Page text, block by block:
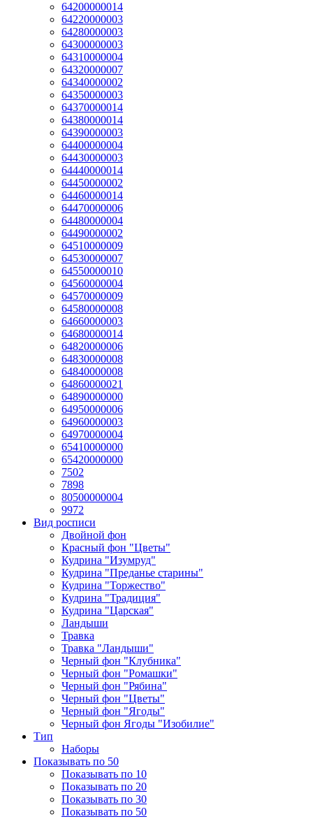
64200000014
64220000003
64280000003
64300000003
64310000004
64320000007
64340000002
64350000003
64370000014
64380000014
64390000003
64400000004
64430000003
64440000014
64450000002
64460000014
64470000006
64480000004
64490000002
64510000009
64530000007
64550000010
64560000004
64570000009
64580000008
64660000003
64680000014
64820000006
64830000008
64840000008
64860000021
64890000000
64950000006
64960000003
64970000004
65410000000
65420000000
7502
7898
80500000004
9972
Вид росписи
Двойной фон
Красный фон "Цветы"
Кудрина "Изумруд"
Кудрина "Преданье старины"
Кудрина "Торжество"
Кудрина "Традиция"
Кудрина "Царская"
Ландыши
Травка
Травка "Ландыши"
Черный фон "Клубника"
Черный фон "Ромашки"
Черный фон "Рябина"
Черный фон "Цветы"
Черный фон "Ягоды"
Черный фон Ягоды "Изобилие"
Тип
Наборы
Показывать по 50
Показывать по 10
Показывать по 20
Показывать по 30
Показывать по 50